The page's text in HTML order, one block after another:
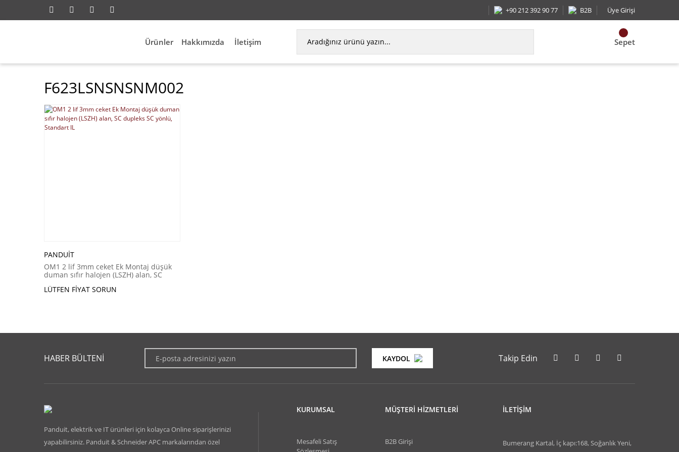
+90 212 392 90 77 B2B Üye Girişi
Ürünler Hakkımızda İletişim Sepet
F623LSNSNSNM002
PANDUIT
OM1 2 lif 3mm ceket Ek Montaj düşük
duman sıfır halojen (LSZH) alan, SC
LÜTFEN FIYAT SORUN
HABER BÜLTENİ KAYDOL Takip Edin
Panduit, elektrik ve IT ürünleri için kolayca Online siparişlerinizi
yapabilirsiniz. Panduit & Schneider APC markalarından özel
KURUMSAL
Mesafeli Satış
MÜŞTERİ HİZMETLERİ
B2B Girişi
İLETİŞİM
Bumerang Kartal, İç kapı:168, Soğanlık Yeni,